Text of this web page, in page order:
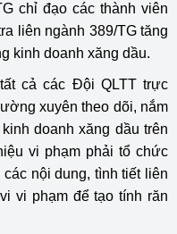
chỉ đạo các thành viên
liên ngành 389/TG tăng
kinh doanh xăng dầu.
cả các Đội QLTT trực
xuyên theo dõi, nắm
doanh xăng dầu trên
vi phạm phải tổ chức
nội dung, tình tiết liên
vi phạm để tạo tính răn